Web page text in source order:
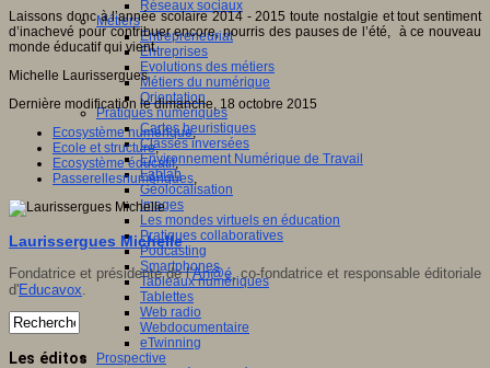
Réseaux sociaux
Métiers
Entrepreneuriat
Entreprises
Evolutions des métiers
Métiers du numérique
Orientation
Pratiques numériques
Cartes heuristiques
Classes inversées
Environnement Numérique de Travail
Fablab
Géolocalisation
Images
Les mondes virtuels en éducation
Pratiques collaboratives
Podcasting
Smartphones
Tableaux numériques
Tablettes
Web radio
Webdocumentaire
eTwinning
Prospective
Laissons donc à l’année scolaire 2014 - 2015 toute nostalgie et tout sentiment
d’inachevé pour contribuer encore, nourris des pauses de l’été, à ce nouveau
monde éducatif qui vient.
Michelle Laurissergues
Dernière modification le dimanche, 18 octobre 2015
Ecosystème numérique,
Ecole et structure,
Ecosystème éducatif,
Passerellesnumériques,
Laurissergues Michelle
Fondatrice et présidente de l’An@é , co-fondatrice et responsable éditoriale
d'Educavox
Les éditos